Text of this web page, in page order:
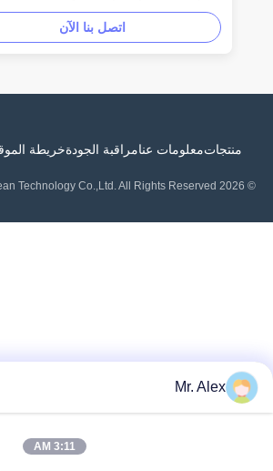
والعمل في الهواء الطلق
اتصل بنا الآن
منتجاتمعلومات عنامراقبة الجودةخريطة الموقع
Mr. Alex
3:11 AM